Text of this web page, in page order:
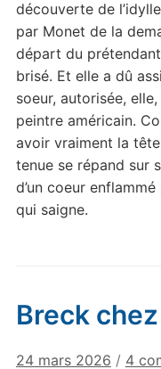
découverte de
par Monet de la
départ du
brisé. Et elle a dû
soeur, autorisée,
peintre américain.
avoir vraiment la
tenue se répand sur
d’un coeur
qui saigne.
Breck
24 mars 2026 / 4